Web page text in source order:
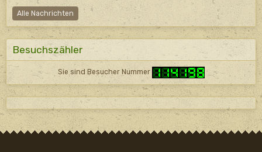
Alle Nachrichten
Besuchszähler
Sie sind Besucher Nummer